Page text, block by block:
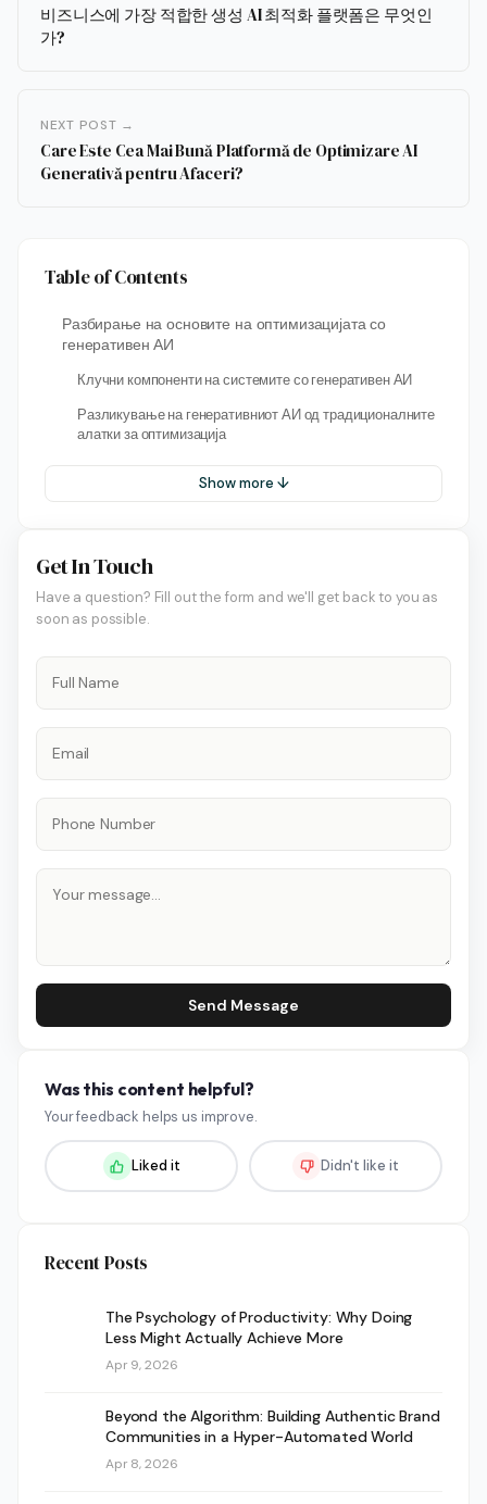
비즈니스에 가장 적합한 생성 AI 최적화 플랫폼은 무엇인
가?
NEXT POST →
Care Este Cea Mai Bună Platformă de Optimizare AI
Generativă pentru Afaceri?
Table of Contents
Разбирање на основите на оптимизацијата со
генеративен АИ
Клучни компоненти на системите со генеративен АИ
Разликување на генеративниот АИ од традиционалните
алатки за оптимизација
Show more ↓
Get In Touch
Have a question? Fill out the form and we'll get back to you as
soon as possible.
Send Message
Was this content helpful?
Your feedback helps us improve.
Liked it Didn't like it
Recent Posts
The Psychology of Productivity: Why Doing
Less Might Actually Achieve More
Apr 9, 2026
Beyond the Algorithm: Building Authentic Brand
Communities in a Hyper-Automated World
Apr 8, 2026